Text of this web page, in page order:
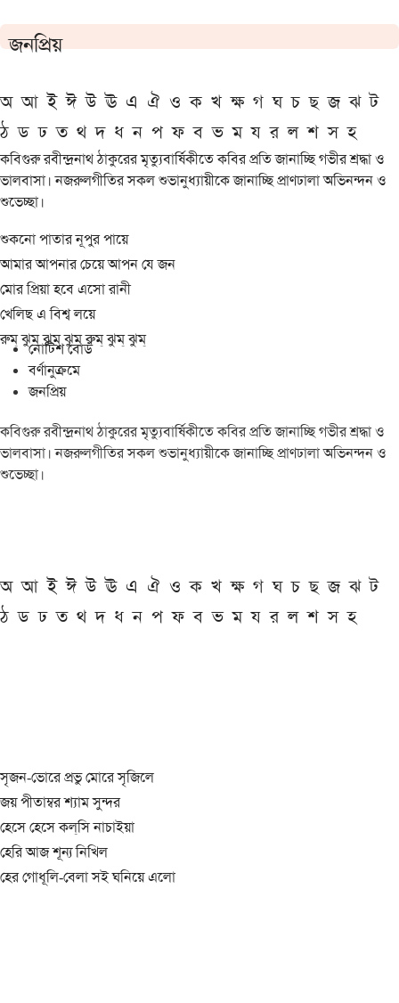
জনপ্রিয়
অ আ ই ঈ উ ঊ এ ঐ ও ক খ ক্ষ গ ঘ চ ছ জ ঝ ট
ঠ ড ঢ ত থ দ ধ ন প ফ ব ভ ম য র ল শ স হ
কবিগুরু রবীন্দ্রনাথ ঠাকুরের মৃত্যুবার্ষিকীতে কবির প্রতি জানাচ্ছি গভীর শ্রদ্ধা ও
ভালবাসা। নজরুলগীতির সকল শুভানুধ্যায়ীকে জানাচ্ছি প্রাণঢালা অভিনন্দন ও
শুভেচ্ছা।
শুকনো পাতার নূপুর পায়ে
আমার আপনার চেয়ে আপন যে জন
মোর প্রিয়া হবে এসো রানী
খেলিছ এ বিশ্ব লয়ে
রুম্ ঝুম্ ঝুম্ ঝুম্ রুম্ ঝুম্ ঝুম্
নোটিশ বোর্ড
বর্ণানুক্রমে
জনপ্রিয়
কবিগুরু রবীন্দ্রনাথ ঠাকুরের মৃত্যুবার্ষিকীতে কবির প্রতি জানাচ্ছি গভীর শ্রদ্ধা ও
ভালবাসা। নজরুলগীতির সকল শুভানুধ্যায়ীকে জানাচ্ছি প্রাণঢালা অভিনন্দন ও
শুভেচ্ছা।
অ আ ই ঈ উ ঊ এ ঐ ও ক খ ক্ষ গ ঘ চ ছ জ ঝ ট
ঠ ড ঢ ত থ দ ধ ন প ফ ব ভ ম য র ল শ স হ
সৃজন-ভোরে প্রভু মোরে সৃজিলে
জয় পীতাম্বর শ্যাম সুন্দর
হেসে হেসে কল্‌সি নাচাইয়া
হেরি আজ শূন্য নিখিল
হের গোধূলি-বেলা সই ঘনিয়ে এলো